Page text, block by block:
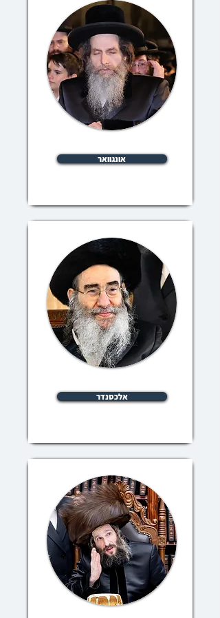
אונגוואר
אלכסנדר